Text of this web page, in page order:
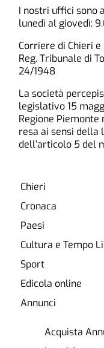
I nostri uffici sono
lunedì al giovedì:
Corriere di Chieri
Reg. Tribunale di
24/1948
La società
legislativo 15
Regione Piemonte
resa ai sensi
dell’articolo 5 del
Chieri
Cronaca
Paesi
Cultura e Tempo
Sport
Edicola online
Annunci
Acquista